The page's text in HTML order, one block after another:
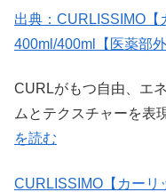
出典：CURLISSIMO【
400ml/400ml【医薬部外
CURLがもつ自由、エ
ムとテクスチャーを表
を読む
CURLISSIMO【カーリ